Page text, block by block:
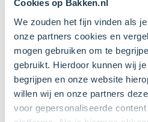
Cookies op Bakken.nl
We zouden het fijn vinden als
onze partners cookies en
mogen gebruiken om te
gebruikt. Hierdoor kunnen wij
begrijpen en onze website
willen wij en onze partners
voor gepersonaliseerde
1 Mespuntje(s)
Zout
8 null
IJshoorntje
Keukenspullen